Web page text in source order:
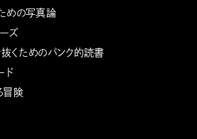
めの写真論
ズ
くためのパンク的読書
ド
冒険